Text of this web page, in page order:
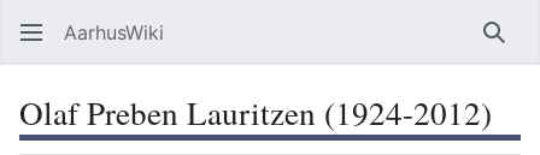
AarhusWiki Søg
Olaf Preben Lauritzen (1924-2012)